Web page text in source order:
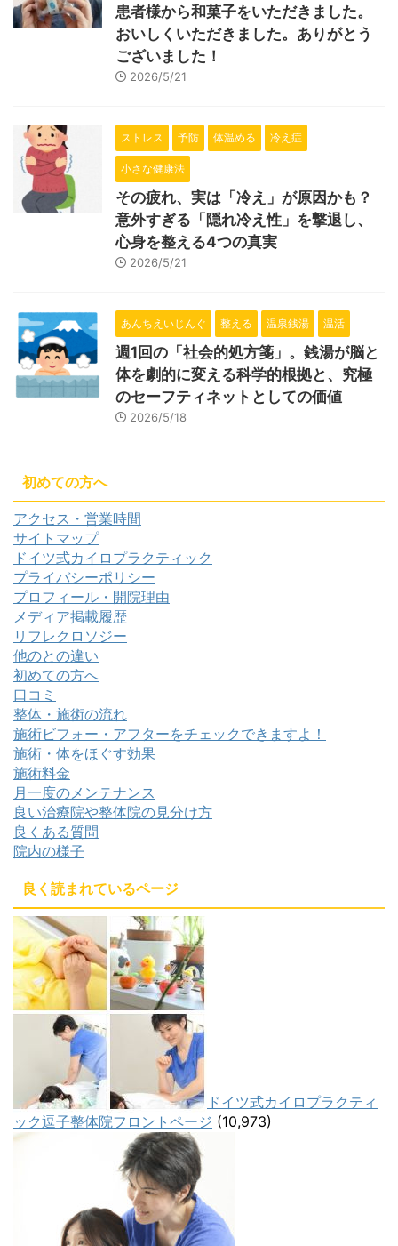
患者様から和菓子をいただきました。
おいしくいただきました。ありがとう
ございました！
2026/5/21
ストレス 予防 体温める 冷え症
小さな健康法
その疲れ、実は「冷え」が原因かも？
意外すぎる「隠れ冷え性」を撃退し、
心身を整える4つの真実
2026/5/21
あんちえいじんぐ 整える 温泉銭湯 温活
週1回の「社会的処方箋」。銭湯が脳と
体を劇的に変える科学的根拠と、究極
のセーフティネットとしての価値
2026/5/18
初めての方へ
アクセス・営業時間
サイトマップ
ドイツ式カイロプラクティック
プライバシーポリシー
プロフィール・開院理由
メディア掲載履歴
リフレクロソジー
他のとの違い
初めての方へ
口コミ
整体・施術の流れ
施術ビフォー・アフターをチェックできますよ！
施術・体をほぐす効果
施術料金
月一度のメンテナンス
良い治療院や整体院の見分け方
良くある質問
院内の様子
良く読まれているページ
ドイツ式カイロプラクティ
ック逗子整体院フロントページ (10,973)